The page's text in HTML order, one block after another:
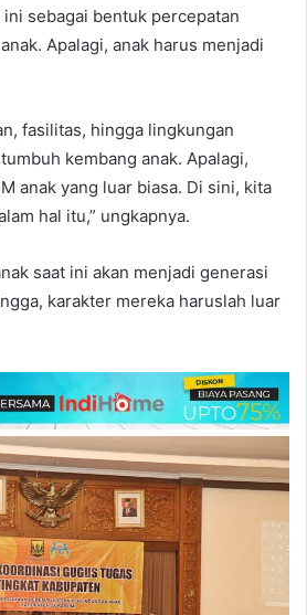
sebagai bentuk percepatan
Apalagi, anak harus menjadi
fasilitas, hingga lingkungan
kembang anak. Apalagi,
anak yang luar biasa. Di sini, kita
hal itu,” ungkapnya.
saat ini akan menjadi generasi
karakter mereka haruslah luar